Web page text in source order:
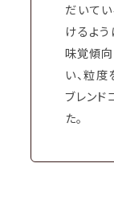
だいて
けるよ
味覚傾
い、粒
ブレン
た。